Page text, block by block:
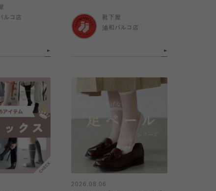
ルコ店
靴下屋
浦和パルコ店
2026.08.06